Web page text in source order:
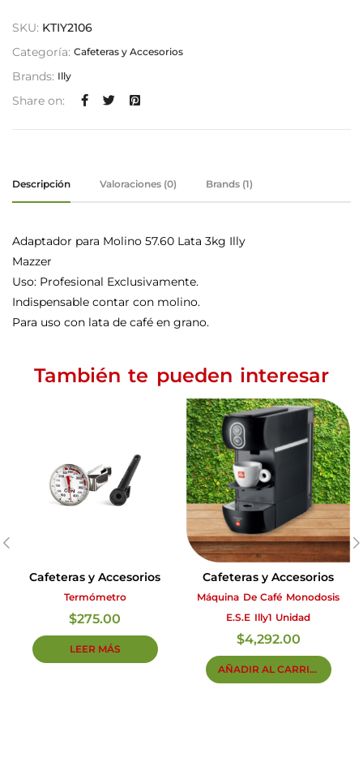
SKU: KTIY2106
Categoría: Cafeteras y Accesorios
Brands: Illy
Share on:
Descripción Valoraciones (0) Brands (1)
Adaptador para Molino 57.60 Lata 3kg Illy
Mazzer
Uso: Profesional Exclusivamente.
Indispensable contar con molino.
Para uso con lata de café en grano.
También te pueden interesar
Cafeteras y Accesorios
Termómetro
$275.00
LEER MÁS
Cafeteras y Accesorios
Máquina De Café Monodosis
E.S.E Illy1 Unidad
$4,292.00
AÑADIR AL CARRITO